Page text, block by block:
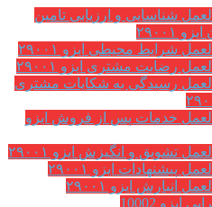
شناسایی و ارزیابی تامین
۲۹۰۰۱
شرایط محیطی ایزو ۲۹۰۰۱
رضایت مشتری ایزو ۲۹۰۰۱
رسیدگی به شکایات مشتری
خدمات پس از فروش ایزو
تشویق و انگیزش ایزو ۲۹۰۰۱
پیشنهادات ایزو ۲۹۰۰۱
انبارش ایزو ۲۹۰۰۱
10002